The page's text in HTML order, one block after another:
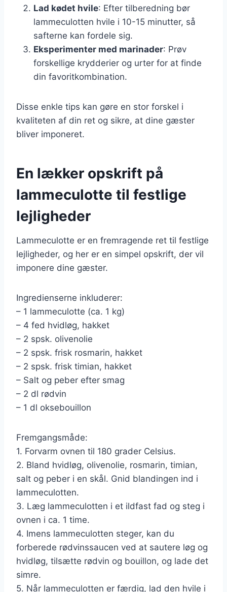
Lad kødet hvile: Efter tilberedning bør
lammeculotten hvile i 10-15 minutter, så
safterne kan fordele sig.
Eksperimenter med marinader: Prøv
forskellige krydderier og urter for at finde
din favoritkombination.
Disse enkle tips kan gøre en stor forskel i
kvaliteten af din ret og sikre, at dine gæster
bliver imponeret.
En lækker opskrift på
lammeculotte til festlige
lejligheder
Lammeculotte er en fremragende ret til festlige
lejligheder, og her er en simpel opskrift, der vil
imponere dine gæster.
Ingredienserne inkluderer:
– 1 lammeculotte (ca. 1 kg)
– 4 fed hvidløg, hakket
– 2 spsk. olivenolie
– 2 spsk. frisk rosmarin, hakket
– 2 spsk. frisk timian, hakket
– Salt og peber efter smag
– 2 dl rødvin
– 1 dl oksebouillon
Fremgangsmåde:
1. Forvarm ovnen til 180 grader Celsius.
2. Bland hvidløg, olivenolie, rosmarin, timian,
salt og peber i en skål. Gnid blandingen ind i
lammeculotten.
3. Læg lammeculotten i et ildfast fad og steg i
ovnen i ca. 1 time.
4. Imens lammeculotten steger, kan du
forberede rødvinssaucen ved at sautere løg og
hvidløg, tilsætte rødvin og bouillon, og lade det
simre.
5. Når lammeculotten er færdig, lad den hvile i